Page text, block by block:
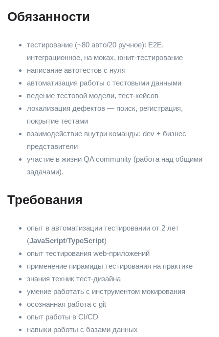
Обязанности
тестирование (~80 авто/20 ручное): E2E,
интеграционное, на моках, юнит-тестирование
написание автотестов с нуля
автоматизация работы с тестовыми данными
ведение тестовой модели, тест-кейсов
локализация дефектов — поиск, регистрация,
покрытие тестами
взаимодействие внутри команды: dev + бизнес
представители
участие в жизни QA community (работа над общими
задачами).
Требования
опыт в автоматизации тестировании от 2 лет
(JavaScript/TypeScript)
опыт тестирования web-приложений
применение пирамиды тестирования на практике
знания техник тест-дизайна
умение работать с инструментом мокирования
осознанная работа с git
опыт работы в CI/CD
навыки работы с базами данных